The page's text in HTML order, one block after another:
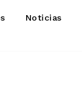
Noticias